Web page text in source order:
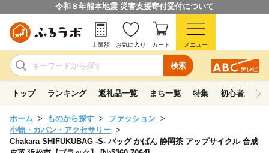
令和８年熊本地震 災害支援寄付受付について
検索
上限額 お気に入り カート メニュー
トップ ランキング 返礼品一覧 まち一覧 特集 初心者ガイド
ホーム ものから探す
ファッション
小物・カバン・アクセサリー
Chakara SHIFUKUBAG -S- バッグ かばん 静岡茶 アップサイクル 合成